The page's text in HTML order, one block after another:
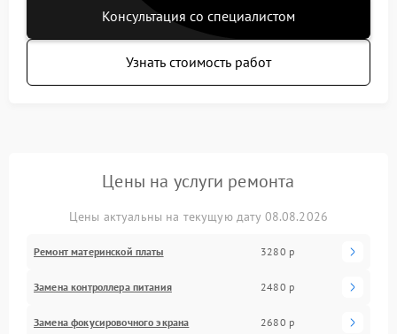
Консультация со специалистом
Узнать стоимость работ
Цены на услуги ремонта
Цены актуальны на текущую дату 08.08.2026
Ремонт материнской платы 3280 р
Замена контроллера питания 2480 р
Замена фокусировочного экрана 2680 р